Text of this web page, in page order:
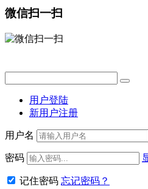
微信扫一扫
用户登陆
新用户注册
用户名
密码
记住密码 忘记密码？